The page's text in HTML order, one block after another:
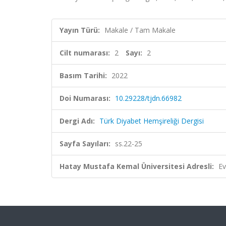
Yayın Türü: Makale / Tam Makale
Cilt numarası: 2 Sayı: 2
Basım Tarihi: 2022
Doi Numarası: 10.29228/tjdn.66982
Dergi Adı: Türk Diyabet Hemşireliği Dergisi
Sayfa Sayıları: ss.22-25
Hatay Mustafa Kemal Üniversitesi Adresli: